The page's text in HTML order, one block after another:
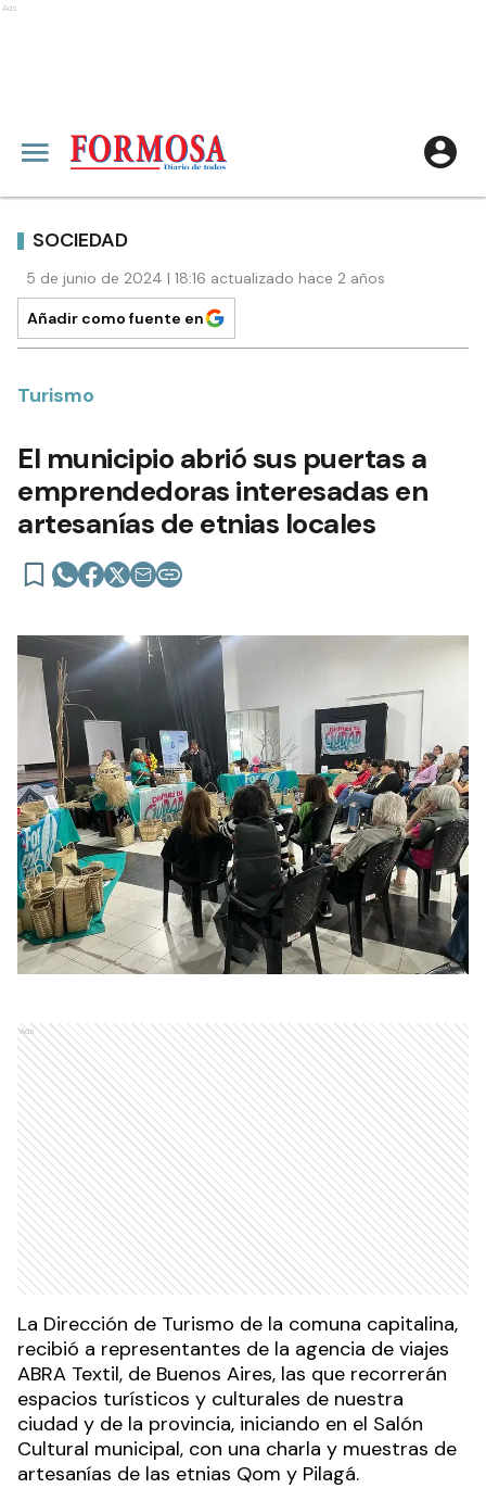
Ads
SOCIEDAD
5 de junio de 2024 | 18:16 actualizado hace 2 años
Añadir como fuente en
Turismo
El municipio abrió sus puertas a
emprendedoras interesadas en
artesanías de etnias locales
Ads
La Dirección de Turismo de la comuna capitalina,
recibió a representantes de la agencia de viajes
ABRA Textil, de Buenos Aires, las que recorrerán
espacios turísticos y culturales de nuestra
ciudad y de la provincia, iniciando en el Salón
Cultural municipal, con una charla y muestras de
artesanías de las etnias Qom y Pilagá.